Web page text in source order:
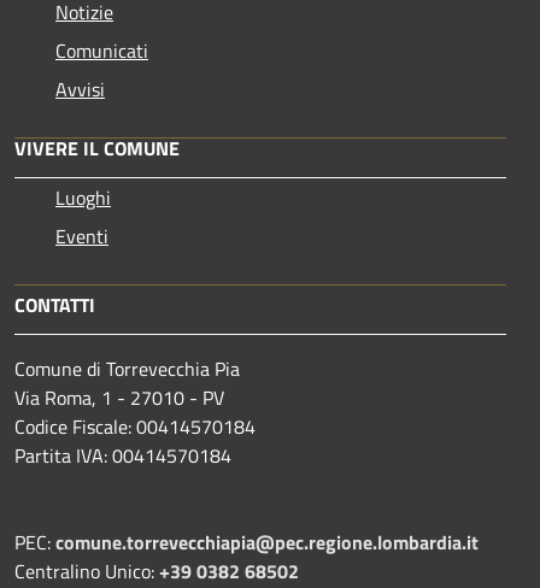
Notizie
Comunicati
Avvisi
VIVERE IL COMUNE
Luoghi
Eventi
CONTATTI
Comune di Torrevecchia Pia
Via Roma, 1 - 27010 - PV
Codice Fiscale: 00414570184
Partita IVA: 00414570184
PEC:comune.torrevecchiapia@pec.regione.lombardia.it
Centralino Unico:+39 0382 68502